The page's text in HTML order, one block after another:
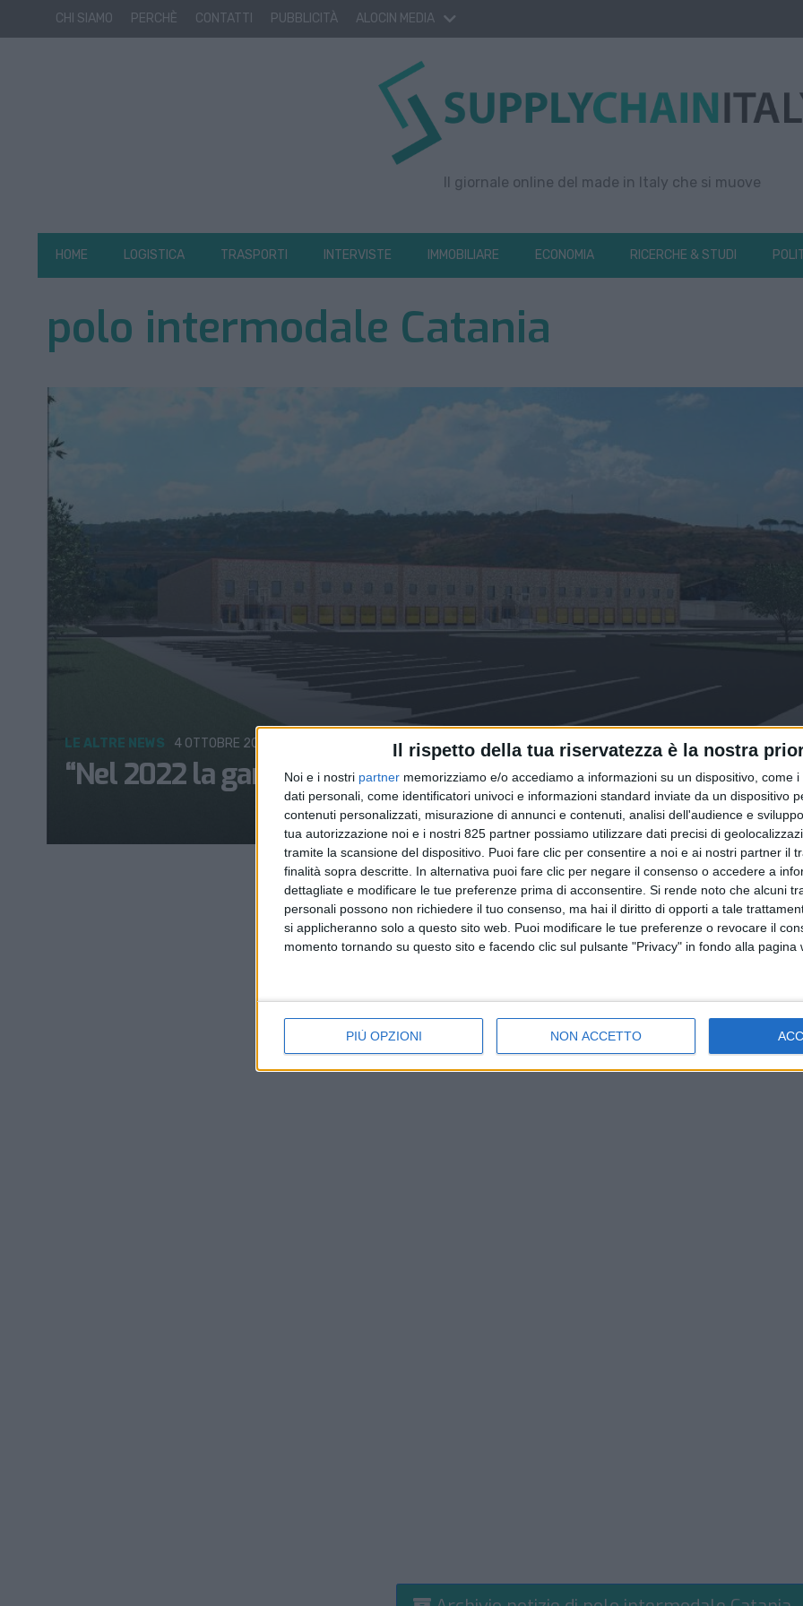
Il rispetto della tua riservatezza è la nostra
Noi e i nostri partner memorizziamo e/o accediamo a informazioni su un dispositivo, come
dati personali, come identificatori univoci e informazioni standard inviate da un dispositivo
contenuti personalizzati, misurazione di annunci e contenuti, analisi dell'audience e
tua autorizzazione noi e i nostri 825 partner possiamo utilizzare dati precisi di
tramite la scansione del dispositivo. Puoi fare clic per consentire a noi e ai nostri partner il
finalità sopra descritte. In alternativa puoi fare clic per negare il consenso o accedere a
dettagliate e modificare le tue preferenze prima di acconsentire. Si rende noto che alcuni
personali possono non richiedere il tuo consenso, ma hai il diritto di opporti a tale
si applicheranno solo a questo sito web. Puoi modificare le tue preferenze o revocare il
momento tornando su questo sito e facendo clic sul pulsante "Privacy" in fondo alla pagina
PIÙ OPZIONI NON ACCETTO
CHI SIAMO PERCHÈ CONTATTI PUBBLICITÀ ALOCIN MEDIA
Il giornale online del made in Italy che si muove
HOME LOGISTICA TRASPORTI INTERVISTE IMMOBILIARE ECONOMIA RICERCHE & STUDI
polo intermodale Catania
“Nel 2022 la gara per l’interporto di Termini Imerese”
LE ALTRE NEWS 4 OTTOBRE 2021